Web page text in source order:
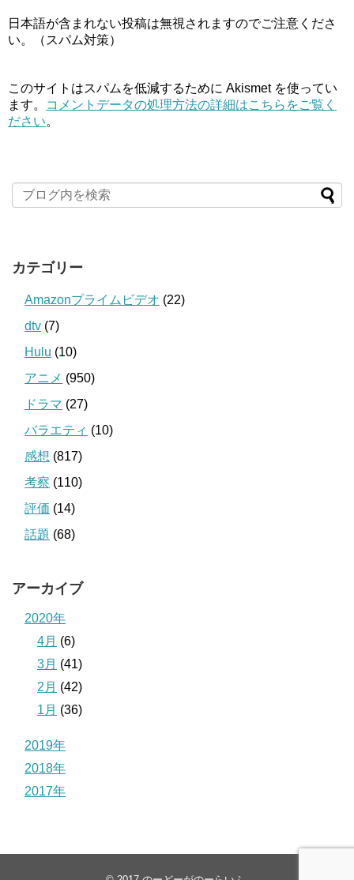
日本語が含まれない投稿は無視されますのでご注意くださ
い。（スパム対策）
このサイトはスパムを低減するために Akismet を使ってい
ます。
コメントデータの処理方法の詳細はこちらをご覧く
ださい。
カテゴリー
Amazonプライムビデオ (22)
dtv (7)
Hulu (10)
アニメ (950)
ドラマ (27)
バラエティ (10)
感想 (817)
考察 (110)
評価 (14)
話題 (68)
アーカイブ
2020年
4月 (6)
3月 (41)
2月 (42)
1月 (36)
2019年
2018年
2017年